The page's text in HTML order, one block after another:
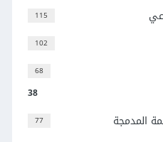
115
102
68
38
77
المدمجة